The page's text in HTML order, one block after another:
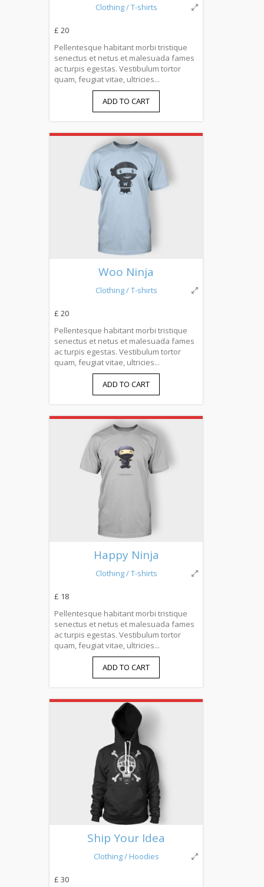
Clothing/ T-shirts
£ 20
Pellentesque habitant morbi tristique
senectus et netus et malesuada fames
ac turpis egestas. Vestibulum tortor
quam, feugiat vitae, ultricies...
ADD TO CART
Woo Ninja
Clothing/ T-shirts
£ 20
Pellentesque habitant morbi tristique
senectus et netus et malesuada fames
ac turpis egestas. Vestibulum tortor
quam, feugiat vitae, ultricies...
ADD TO CART
Happy Ninja
Clothing/ T-shirts
£ 18
Pellentesque habitant morbi tristique
senectus et netus et malesuada fames
ac turpis egestas. Vestibulum tortor
quam, feugiat vitae, ultricies...
ADD TO CART
Ship Your Idea
Clothing/ Hoodies
£ 30